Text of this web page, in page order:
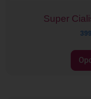
Super